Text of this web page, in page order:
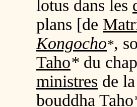
lotus dans les
plans [de
Kongocho*,
Taho* du
ministres de
bouddha Taho